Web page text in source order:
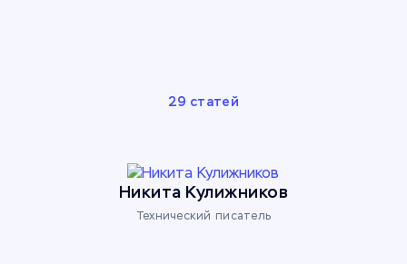
29 статей
Никита Кулижников
Технический писатель